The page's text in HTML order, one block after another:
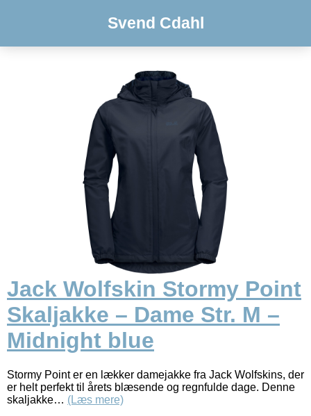
Svend Cdahl
Jack Wolfskin Stormy Point
Skaljakke – Dame Str. M –
Midnight blue
Stormy Point er en lækker damejakke fra Jack Wolfskins, der
er helt perfekt til årets blæsende og regnfulde dage. Denne
skaljakke… (Læs mere)